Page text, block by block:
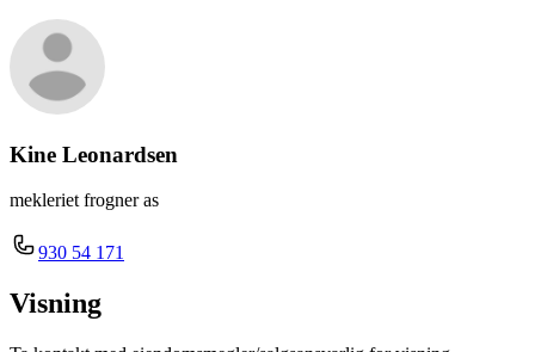
Kine Leonardsen
mekleriet frogner as
930 54 171
Visning